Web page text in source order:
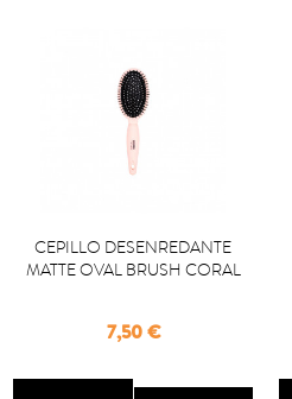
CEPILLO DESENREDANTE
MATTE OVAL BRUSH CORAL
Precio
7,50 €